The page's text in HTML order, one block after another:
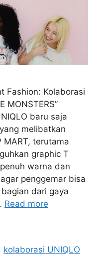
Fashion: Kolaborasi
MONSTERS”
baru saja
melibatkan
MART, terutama
graphic T
warna dan
penggemar bisa
dari gaya
Read more
kolaborasi UNIQLO